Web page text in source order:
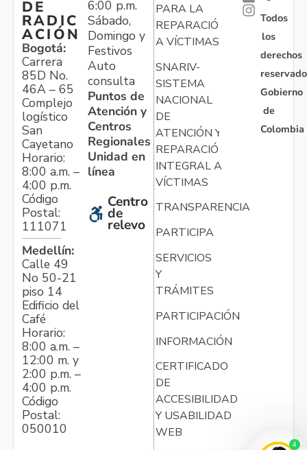
DE
RADIC
ACIÓN
Bogotá:
Carrera
85D No.
46A – 65
Complejo
logístico
San
Cayetano
Horario:
8:00 a.m. –
4:00 p.m.
Código
Postal:
111071
Medellín:
Calle 49
No 50-21
piso 14
Edificio del
Café
Horario:
8:00 a.m. –
12:00 m. y
2:00 p.m. –
4:00 p.m.
Código
Postal:
050010
6:00 p.m.
Sábado,
Domingo y
Festivos
Auto
consulta
Puntos de
Atención y
Centros
Regionales
Unidad en
línea
Centro
de
relevo
PARA LA
REPARACIÓN
A VÍCTIMAS
SNARIV-
SISTEMA
NACIONAL
DE
ATENCIÓN Y
REPARACIÓN
INTEGRAL A
VÍCTIMAS
TRANSPARENCIA
PARTICIPA
SERVICIOS
Y
TRÁMITES
PARTICIPACIÓN
INFORMACIÓN
CERTIFICADO
DE
ACCESIBILIDAD
Y USABILIDAD
WEB
Todos
los
derechos
Gobierno
de
Colombia
4